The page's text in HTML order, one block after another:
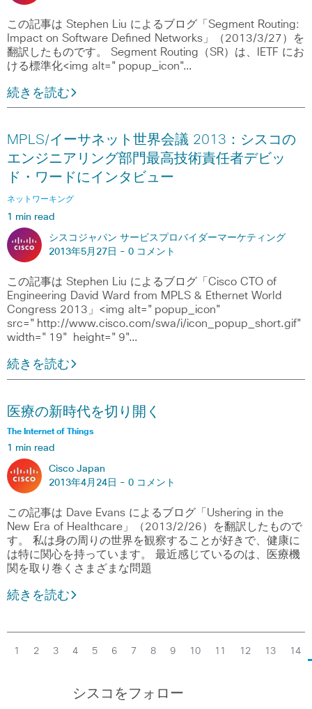
この記事は Stephen Liu によるブログ「Segment Routing:
Impact on Software Defined Networks」（2013/3/27）を
翻訳したものです。 Segment Routing（SR）は、IETF にお
ける標準化<img alt="popup_icon"…
続きを読む
MPLS/イーサネット世界会議 2013：シスコの
エンジニアリング部門最高技術責任者デビッ
ド・ワードにインタビュー
ネットワーキング
1 min read
シスコジャパン サービスプロバイダーマーケティング
2013年5月27日 - 0 コメント
この記事は Stephen Liu によるブログ「Cisco CTO of
Engineering David Ward from MPLS & Ethernet World
Congress 2013」<img alt="popup_icon"
src="http://www.cisco.com/swa/i/icon_popup_short.gif"
width="19" height="9"…
続きを読む
医療の新時代を切り開く
The Internet of Things
1 min read
Cisco Japan
2013年4月24日 - 0 コメント
この記事は Dave Evans によるブログ「Ushering in the
New Era of Healthcare」（2013/2/26）を翻訳したもので
す。 私は身の周りの世界を観察することが好きで、健康に
は特に関心を持っています。 最近感じているのは、医療機
関を取り巻くさまざまな問題
続きを読む
1 2 3 4 5 6 7 8 9 10 11 12 13 14
シスコをフォロー